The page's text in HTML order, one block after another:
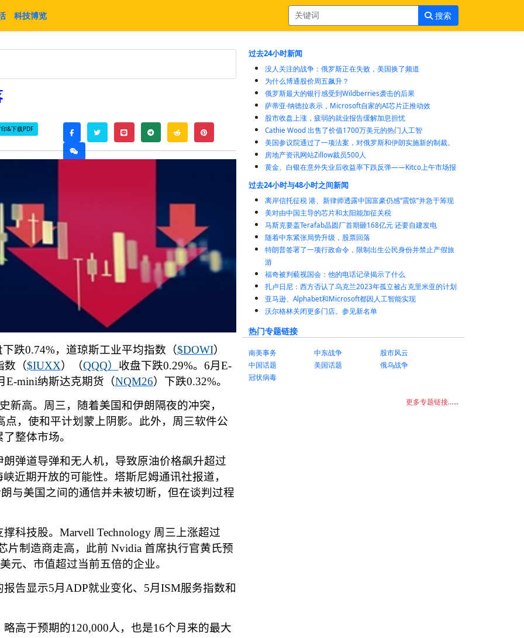
科技博览 搜索
&下载PDF facebooktwitterline telegramreddit pinterest
weixin
跌0.74%，道琼斯工业平均指数（$DOWI）
数（$IUXX）（QQQ） 收盘下跌0.29%。 6月 E-
E-mini纳斯达克期货（NQM26）下跌0.32%。
新高。周三，随着美国和伊朗隔夜的冲突，
点，使和平计划蒙上阴影。此外，周三软件公
整体市场。
弹道导弹和无人机，导致原油价格飙升超过
近期开放的可能性。塔斯尼姆通讯社报道，
与美国之间的通信并未被切断，但在谈判过程
科技股。 Marvell Technology 周三上涨超过
片制造商走高，此前 Nvidia 首席执行官黄氏预
元、市值超过当前五倍的企业。
报告显示5月 ADP就业变化、 5月 ISM服务指数和
略高于预期的120,000人，也是16个月来的最大
过去24小时新闻
没人关注的战争：俄罗斯正在失败，美国换了频道
为什么博通股价周五飙升？
俄罗斯最大的银行感受到Wildberries袭击的后果
萨蒂亚·纳德拉表示，Microsoft自家的AI芯片正推动效
股市收盘上涨，疲弱的就业报告缓解加息担忧
Cathie Wood 出售了价值1700万美元的热门人工智
美国参议院通过了一项法案，对俄罗斯和伊朗实施新的制裁。
房地产资讯网站Zillow裁员500人
黄金、白银在意外失业后收益率下跌反弹——Kitco上午市场报
过去24小时与48小时之间新闻
离岸信托征税 港、新律师透露中国富豪仍感“震惊”并急于筹现
美对由中国主导的芯片和太阳能加征关税
马斯克要盖Terafab晶圆厂首期砸168亿元 还要自建发电
随着中东紧张局势升级，股票回落
特朗普签署了一项行政命令，限制出生公民身份并禁止产假旅
游
福奇被判藐视国会：他的电话记录揭示了什么
扎卢日尼：西方否认了乌克兰2023年孤立被占克里米亚的计划
亚马逊、Alphabet和Microsoft都因人工智能实现
沃尔格林关闭更多门店。参见新名单
热门专题链接
南美事务 中东战争
股市风云
中国话题
美国话题
俄乌战争
冠状病毒
更多专题链接......